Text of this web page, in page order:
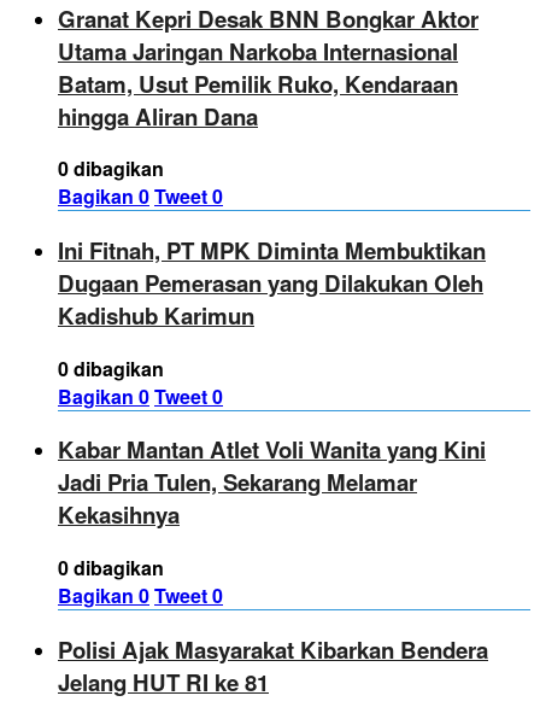
Granat Kepri Desak BNN Bongkar Aktor
Utama Jaringan Narkoba Internasional
Batam, Usut Pemilik Ruko, Kendaraan
hingga Aliran Dana
0 dibagikan
Bagikan 0Tweet0
Ini Fitnah, PT MPK Diminta Membuktikan
Dugaan Pemerasan yang Dilakukan Oleh
Kadishub Karimun
0 dibagikan
Bagikan 0Tweet0
Kabar Mantan Atlet Voli Wanita yang Kini
Jadi Pria Tulen, Sekarang Melamar
Kekasihnya
0 dibagikan
Bagikan 0Tweet0
Polisi Ajak Masyarakat Kibarkan Bendera
Jelang HUT RI ke 81